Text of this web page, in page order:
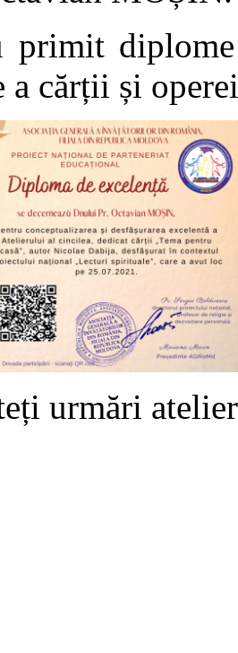
diplome
a cărții și
urmări